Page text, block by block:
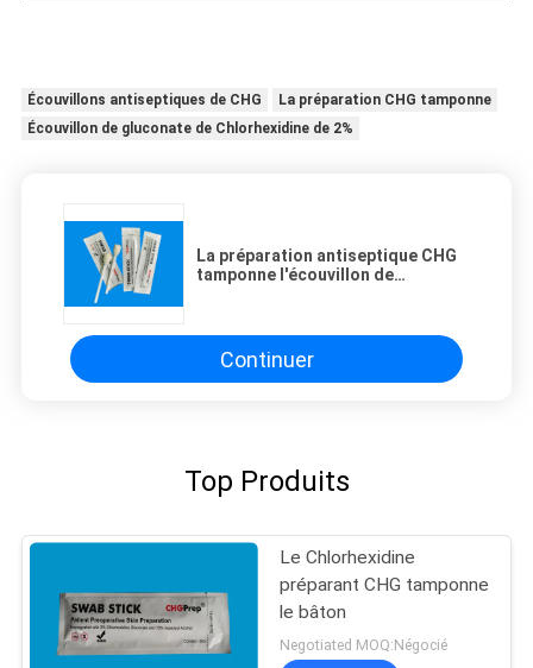
Écouvillons antiseptiques de CHG
La préparation CHG tamponne
Écouvillon de gluconate de Chlorhexidine de 2%
La préparation antiseptique CHG
tamponne l'écouvillon de
Continuer
Top Produits
Le Chlorhexidine
préparant CHG tamponne
le bâton
Negotiated MOQ:Négocié